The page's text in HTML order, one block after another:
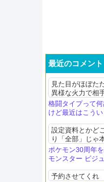
最近のコメント
見た目がほぼた
異様な火力で相
格闘タイプって
けど最近はこう
設定資料とかど
り「全部」じゃ
ポケモン30周年
モンスター ビジ
予約させてくれ